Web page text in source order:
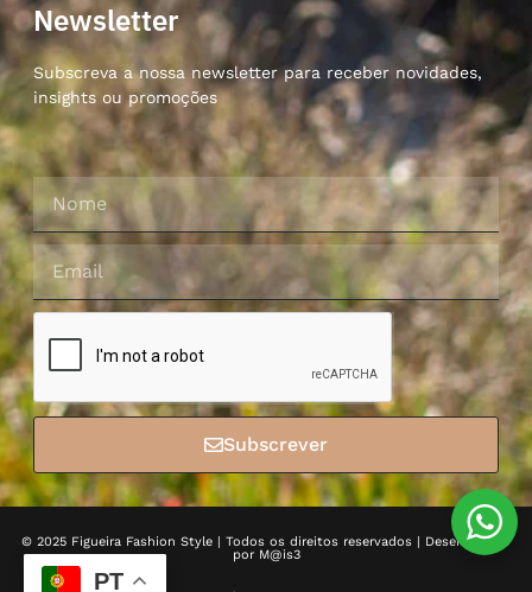
Newsletter
Subscreva a nossa newsletter para receber novidades,
insights ou promoções
Subscrever
© 2025 Figueira Fashion Style | Todos os direitos reservados | Desenvolvido
por M@is3
PT